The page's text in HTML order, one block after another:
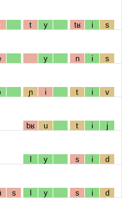
t y tʁ i s
y n i s
ɲ i t i v
bʁ u t i j
l y s i d
s l y s i d